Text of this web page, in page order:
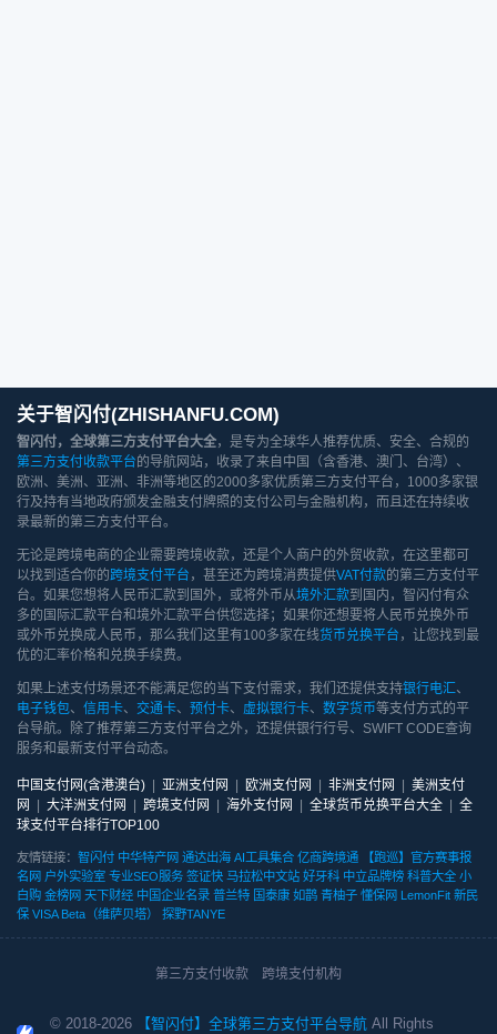
关于智闪付(ZHISHANFU.COM)
智闪付，全球第三方支付平台大全，是专为全球华人推荐优质、安全、合规的
第三方支付收款平台 的导航网站，收录了来自中国（含香港、澳门、台湾）、
欧洲、美洲、亚洲、非洲等地区的2000多家优质第三方支付平台，1000多家银
行及持有当地政府颁发金融支付牌照的支付公司与金融机构，而且还在持续收
录最新的第三方支付平台。
无论是跨境电商的企业需要跨境收款，还是个人商户的外贸收款，在这里都可
以找到适合你的跨境支付平台 ，甚至还为跨境消费提供VAT付款的第三方支付平
台。如果您想将人民币汇款到国外，或将外币从境外汇款到国内，智闪付有众
多的国际汇款平台和境外汇款平台供您选择；如果你还想要将人民币兑换外币
或外币兑换成人民币，那么我们这里有100多家在线货币兑换平台 ，让您找到最
优的汇率价格和兑换手续费。
如果上述支付场景还不能满足您的当下支付需求，我们还提供支持银行电汇、
电子钱包、 信用卡、 交通卡、 预付卡、 虚拟银行卡、 数字货币等支付方式的平
台导航。除了推荐第三方支付平台之外，还提供银行行号、SWIFT CODE查询
服务和最新支付平台动态。
中国支付网(含港澳台) 亚洲支付网 欧洲支付网 非洲支付网
美洲支付
网
大洋洲支付网 跨境支付网 海外支付网 全球货币兑换平台大全
全
球支付平台排行TOP100
友情链接： 智闪付 中华特产网 通达出海 AI工具集合 亿商跨境通
【跑巡】官方赛事报
名网 户外实验室 专业SEO服务 签证快 马拉松中文站 好牙科 中立品牌榜 科普大全 小
白购 金榜网 天下财经 中国企业名录 普兰特 国泰康 如鹊 青柚子 懂保网 LemonFit 新民
保 VISA Beta（维萨贝塔） 探野TANYE
© 2018-2026 【智闪付】全球第三方支付平台导航 All Rights
第三方支付收款 跨境支付机构